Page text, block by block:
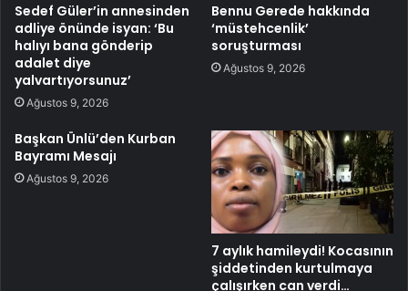
Sedef Güler’in annesinden
adliye önünde isyan: ‘Bu
halıyı bana gönderip
adalet diye
yalvartıyorsunuz’
Ağustos 9, 2026
Bennu Gerede hakkında
‘müstehcenlik’
soruşturması
Ağustos 9, 2026
Başkan Ünlü’den Kurban
Bayramı Mesajı
Ağustos 9, 2026
7 aylık hamileydi! Kocasının
şiddetinden kurtulmaya
çalışırken can verdi…